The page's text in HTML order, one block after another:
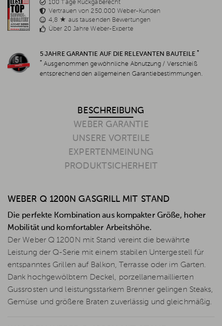
100 Tage Rückgaberecht
Vertrauen von 250.000 Weber-Kunden
4,8 ★ aus tausenden Bewertungen
Über 20 Jahre Weber-Experte
5 JAHRE GARANTIE AUF DIE RELEVANTEN BAUTEILE *
* Ausgenommen gewöhnliche Abnutzung / Verschleiß
entsprechend den allgemeinen Garantiebestimmungen.
BESCHREIBUNG
WEBER GARANTIE
UNSERE VORTEILE
EXPERTENMEINUNG
PRODUKTSICHERHEIT
WEBER Q 1200N GASGRILL MIT STAND
Die perfekte Kombination aus kompakter Größe, hoher
Mobilität und komfortabler Arbeitshöhe.
Der Weber Q 1200N mit Stand vereint die bewährte
Leistung der Q-Serie mit einem stabilen Untergestell für
entspanntes Grillen auf Balkon, Terrasse oder im Garten.
Dank hochgewölbtem Deckel, porzellanemaillierten
Gussrosten und leistungsstarkem Brenner gelingen Steaks,
Gemüse und größere Braten zuverlässig und gleichmäßig.